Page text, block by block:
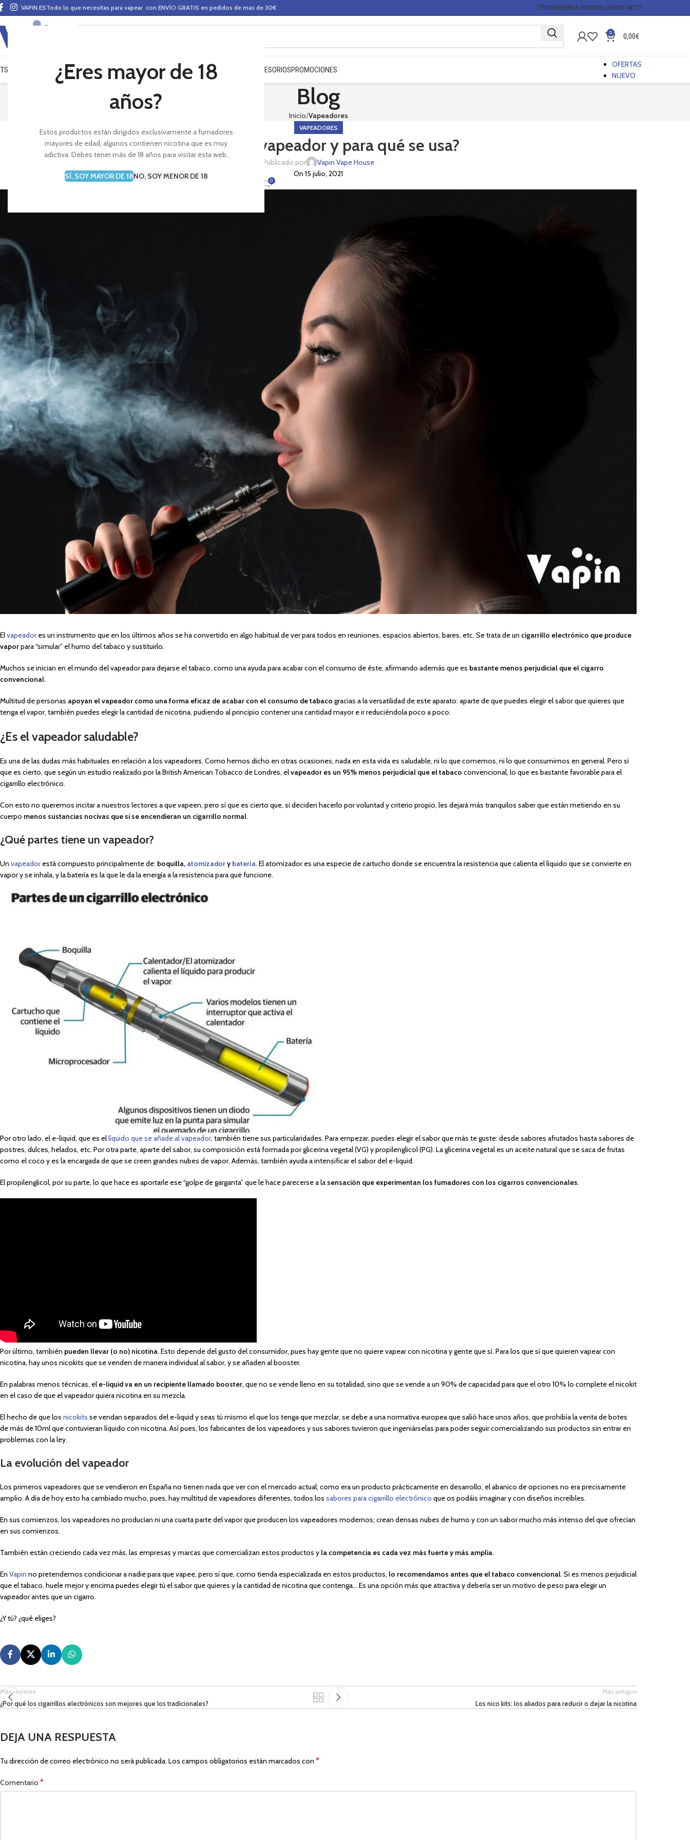
¿Eres mayor de 18
años?
Estos productos están dirigidos exclusivamente a fumadores
mayores de edad, algunos contienen nicotina que es muy
adictiva. Debes tener más de 18 años para visitar esta web.
SÍ, SOY MAYOR DE 18NO, SOY MENOR DE 18
VAPIN.ESTodo lo que necesitas para vapear con ENVÍO GRATIS en pedidos de mas de 30€ TIENDAQUIÉNES SOMOSBLOGCONTACTO
0 0,00€
VAPEO MODS CLAROMIZADORES BASES Y AROMAS (ALQUIMIA) ACCESORIOSPROMOCIONES
OFERTAS
NUEVO
Blog
Inicio Vapeadores
VAPEADORES
¿Qué es un vapeador y para qué se usa?
Publicado por
Vapin Vape House
On 15 julio, 2021
0
Elvapeadores un instrumento que en los últimos años se ha convertido en algo habitual de ver para todos en reuniones, espacios abiertos, bares, etc. Se trata de un cigarrillo electrónico que produce
vaporpara “simular” el humo del tabaco y sustituirlo.
Muchos se inician en el mundo del vapeador para dejarse el tabaco, como una ayuda para acabar con el consumo de éste, afirmando además que es bastante menos perjudicial que el cigarro
convencional.
Multitud de personas apoyan el vapeador como una forma eficaz de acabar con el consumo de tabaco gracias a la versatilidad de este aparato: aparte de que puedes elegir el sabor que quieres que
tenga el vapor, también puedes elegir la cantidad de nicotina, pudiendo al principio contener una cantidad mayor e ir reduciéndola poco a poco.
¿Es el vapeador saludable?
Es una de las dudas más habituales en relación a los vapeadores. Como hemos dicho en otras ocasiones, nada en esta vida es saludable, ni lo que comemos, ni lo que consumimos en general. Pero sí
que es cierto, que según un estudio realizado por la British American Tobacco de Londres, elvapeador es un 95% menos perjudicial que el tabaco convencional, lo que es bastante favorable para el
cigarrillo electrónico.
Con esto no queremos incitar a nuestros lectores a que vapeen, pero sí que es cierto que, si deciden hacerlo por voluntad y criterio propio, les dejará más tranquilos saber que están metiendo en su
cuerpo menos sustancias nocivas que si se encendieran un cigarrillo normal.
¿Qué partes tiene un vapeador?
Un vapeadorestá compuesto principalmente de: boquilla, atomizadorybatería. El atomizador es una especie de cartucho donde se encuentra la resistencia que calienta el líquido que se convierte en
vapor y se inhala, y la batería es la que le da la energía a la resistencia para que funcione.
Por otro lado, el e-liquid, que es ellíquido que se añade al vapeador, también tiene sus particularidades. Para empezar, puedes elegir el sabor que más te guste: desde sabores afrutados hasta sabores de
postres, dulces, helados, etc. Por otra parte, aparte del sabor, su composición está formada por glicerina vegetal (VG) y propilenglicol (PG). La glicerina vegetal es un aceite natural que se saca de frutas
como el coco y es la encargada de que se creen grandes nubes de vapor. Además, también ayuda a intensificar el sabor del e-liquid.
El propilenglicol, por su parte, lo que hace es aportarle ese “golpe de garganta” que le hace parecerse a la sensación que experimentan los fumadores con los cigarros convencionales.
Por último, también pueden llevar (o no) nicotina. Esto depende del gusto del consumidor, pues hay gente que no quiere vapear con nicotina y gente que sí. Para los que sí que quieren vapear con
nicotina, hay unos nicokits que se venden de manera individual al sabor, y se añaden al booster.
En palabras menos técnicas, el e-liquid va en un recipiente llamado booster, que no se vende lleno en su totalidad, sino que se vende a un 90% de capacidad para que el otro 10% lo complete el nicokit
en el caso de que el vapeador quiera nicotina en su mezcla.
El hecho de que los nicokits se vendan separados del e-liquid y seas tú mismo el que los tenga que mezclar, se debe a una normativa europea que salió hace unos años, que prohibía la venta de botes
de más de 10ml que contuvieran líquido con nicotina. Así pues, los fabricantes de los vapeadores y sus sabores tuvieron que ingeniárselas para poder seguir comercializando sus productos sin entrar en
problemas con la ley.
La evolución del vapeador
Los primeros vapeadores que se vendieron en España no tienen nada que ver con el mercado actual; como era un producto prácticamente en desarrollo, el abanico de opciones no era precisamente
amplio. A día de hoy esto ha cambiado mucho, pues, hay multitud de vapeadores diferentes, todos los sabores para cigarrillo electrónico que os podáis imaginar y con diseños increíbles.
En sus comienzos, los vapeadores no producían ni una cuarta parte del vapor que producen los vapeadores modernos; crean densas nubes de humo y con un sabor mucho más intenso del que ofrecían
en sus comienzos.
También están creciendo cada vez más, las empresas y marcas que comercializan estos productos y la competencia es cada vez más fuerte y más amplia.
En Vapin no pretendemos condicionar a nadie para que vapee, pero sí que, como tienda especializada en estos productos, lo recomendamos antes que el tabaco convencional. Si es menos perjudicial
que el tabaco, huele mejor y encima puedes elegir tú el sabor que quieres y la cantidad de nicotina que contenga… Es una opción más que atractiva y debería ser un motivo de peso para elegir un
vapeador antes que un cigarro.
¿Y tú? ¿qué eliges?
Más reciente
¿Por qué los cigarrillos electrónicos son mejores que los tradicionales?
Más antiguo
Los nico kits: los aliados para reducir o dejar la nicotina
DEJA UNA RESPUESTA
Tu dirección de correo electrónico no será publicada. Los campos obligatorios están marcados con *
Comentario *